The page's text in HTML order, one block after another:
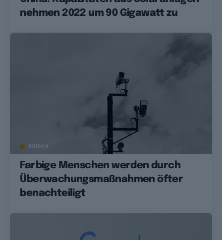
nehmen 2022 um 90 Gigawatt zu
ARCHIV
Farbige Menschen werden durch
Überwachungsmaßnahmen öfter
benachteiligt